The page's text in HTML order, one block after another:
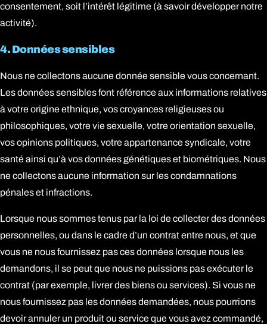
consentement, soit l’intérêt légitime (à savoir développer notre
activité).
4. Données sensibles
Nous ne collectons aucune donnée sensible vous concernant.
Les données sensibles font référence aux informations relatives
à votre origine ethnique, vos croyances religieuses ou
philosophiques, votre vie sexuelle, votre orientation sexuelle,
vos opinions politiques, votre appartenance syndicale, votre
santé ainsi qu’à vos données génétiques et biométriques. Nous
ne collectons aucune information sur les condamnations
pénales et infractions.
Lorsque nous sommes tenus par la loi de collecter des données
personnelles, ou dans le cadre d’un contrat entre nous, et que
vous ne nous fournissez pas ces données lorsque nous les
demandons, il se peut que nous ne puissions pas exécuter le
contrat (par exemple, livrer des biens ou services). Si vous ne
nous fournissez pas les données demandées, nous pourrions
devoir annuler un produit ou service que vous avez commandé,